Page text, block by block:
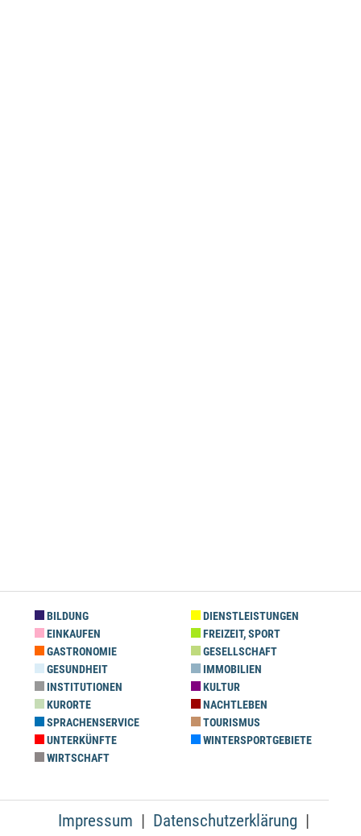
BILDUNG
DIENSTLEISTUNGEN
EINKAUFEN
FREIZEIT, SPORT
GASTRONOMIE
GESELLSCHAFT
GESUNDHEIT
IMMOBILIEN
INSTITUTIONEN
KULTUR
KURORTE
NACHTLEBEN
SPRACHENSERVICE
TOURISMUS
UNTERKÜNFTE
WINTERSPORTGEBIETE
WIRTSCHAFT
Impressum Datenschutzerklärung